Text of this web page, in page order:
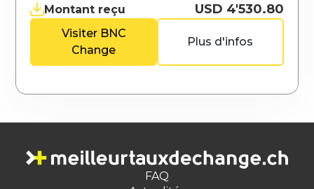
Montant reçu
USD 4'530.80
Visiter BNC
Change
Plus d'infos
FAQ